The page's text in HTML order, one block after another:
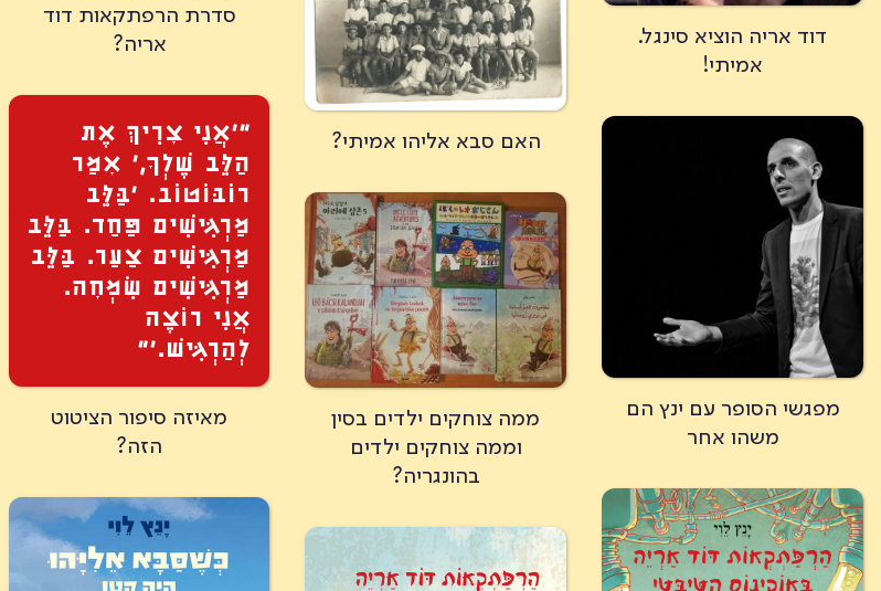
סדרת הרפתקאות דוד
אריה?
דוד אריה הוציא סינגל.
אמיתי!
האם סבא אליהו אמיתי?
״׳אֲנִי צׇרִיךְּ אֶת
הַלֵּב שֶׁלְךׇ,׳ אׇמַר
רוֹבּוֹטוֹב. ׳בַּלֵּב
מַרְגִּישִׁים פַּחַד. בַּלֵּב
מַרְגִּישִׁים צַעַר. בַּלֵּב
מַרְגִּישִׁים שִׂמְחׇה.
אֲנִי רוֹצֶה
לְהַרְגִּישׁ.׳”
מאיזה סיפור הציטוט
הזה?
מפגשי הסופר עם ינץ הם
משהו אחר
ממה צוחקים ילדים בסין
וממה צוחקים ילדים
בהונגריה?